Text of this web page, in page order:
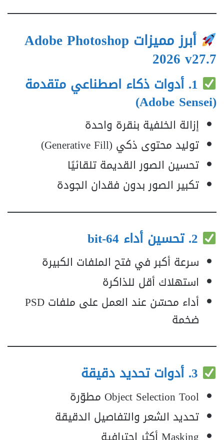
أبرز مميزات Adobe Photoshop
2026 v27.7
1. أدوات ذكاء اصطناعي متقدمة
(Adobe Sensei)
إزالة الخلفية بنقرة واحدة
توليد محتوى ذكي (Generative Fill)
تحسين الصور القديمة تلقائيًا
تكبير الصور بدون فقدان الجودة
سرعة أكبر في فتح الملفات الكبيرة
استهلاك أقل للذاكرة
أداء محسّن عند العمل على ملفات PSD
ضخمة
Object Selection Tool مطوّرة
تحديد الشعر والتفاصيل الدقيقة